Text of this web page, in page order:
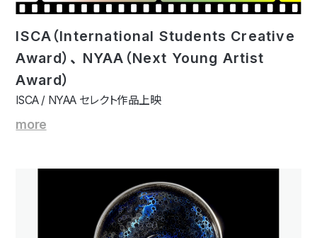
ISCA（International Students Creative
Award）、 NYAA（Next Young Artist
Award）
ISCA / NYAA セレクト作品上映
more